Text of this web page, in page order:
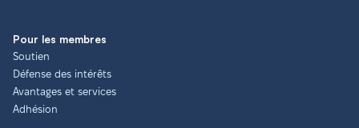
Pour les membres
Soutien
Défense des intérêts
Avantages et services
Adhésion